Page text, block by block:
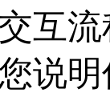
互
说